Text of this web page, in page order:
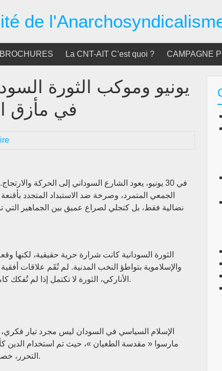
de
BROCHURES La CNT-AIT C’est quoi ? CAMPAGNE
في مأزق
في 30 يونيو، يعود الشارع السوداني إلى الحركة
الجمعي المتمرد، وصرخة ضد الاستبداد المتجدد
نضالية فقط، بل كتجلي لصراع عميق بين الجماهير التي
الثورة السودانية كانت شرارة حرية حقيقية،
والإسلاموية بتواطؤ النخب المدنية. لم تُقَم علاقات
الأناركي، الثورة لا تكتمل إذا لم تُفكك كامل البنية السلطوية، لا أن تعيد ترتيبها بشكل أكثر « تقدماً » شكلياً.
الإسلام السياسي في السودان ليس مجرد تيار
مارسوا « مقدسة الطغيان »، حيث تم استخدام الدين
التحرر، خصوصاً تلك التي تنبني على الفكر اللاسلطوي أو المناهض للمؤسسة.